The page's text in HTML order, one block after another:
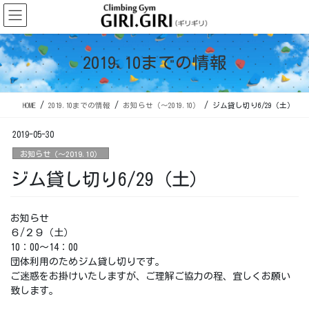
コ
ン
テ
ン
ツ
に
移
ナ
ビ
ゲ
ー
シ
ョ
ン
2019.10までの情報
HOME 2019.10までの情報 お知らせ（〜2019.10） ジム貸し切り6/29（土）
2019-05-30
お知らせ（〜2019.10）
ジム貸し切り6/29（土）
お知らせ
６/２９（土）
10：00～14：00
団体利用のためジム貸し切りです。
ご迷惑をお掛けいたしますが、ご理解ご協力の程、宜しくお願い
致します。